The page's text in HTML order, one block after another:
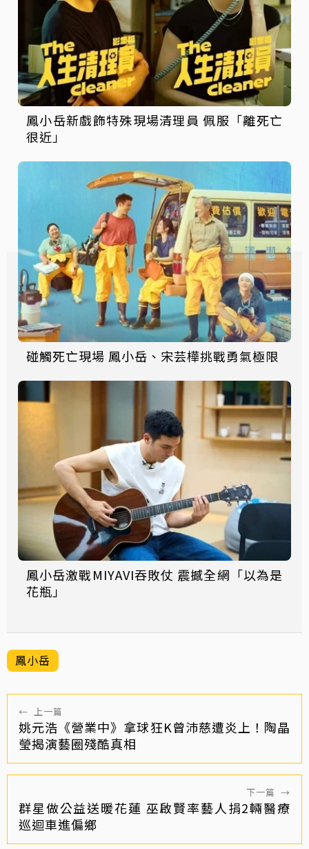
鳳小岳新戲飾特殊現場清理員 佩服「離死亡
很近」
碰觸死亡現場 鳳小岳、宋芸樺挑戰勇氣極限
鳳小岳激戰MIYAVI吞敗仗 震撼全網「以為是
花瓶」
鳳小岳
← 上一篇
姚元浩《營業中》拿球狂K曾沛慈遭炎上！陶晶
瑩揭演藝圈殘酷真相
下一篇 →
群星做公益送暖花蓮 巫啟賢率藝人捐2輛醫療
巡迴車進偏鄉